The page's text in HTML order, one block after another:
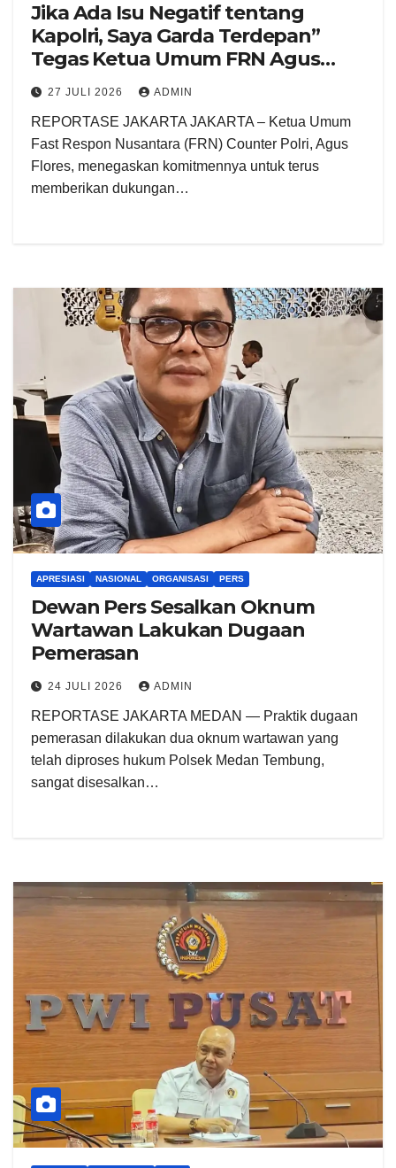
Jika Ada Isu Negatif tentang
Kapolri, Saya Garda Terdepan”
Tegas Ketua Umum FRN Agus
Flores
27 JULI 2026 ADMIN
REPORTASE JAKARTA JAKARTA – Ketua Umum
Fast Respon Nusantara (FRN) Counter Polri, Agus
Flores, menegaskan komitmennya untuk terus
memberikan dukungan…
APRESIASI NASIONAL ORGANISASI PERS
Dewan Pers Sesalkan Oknum
Wartawan Lakukan Dugaan
Pemerasan
24 JULI 2026 ADMIN
REPORTASE JAKARTA MEDAN — Praktik dugaan
pemerasan dilakukan dua oknum wartawan yang
telah diproses hukum Polsek Medan Tembung,
sangat disesalkan…